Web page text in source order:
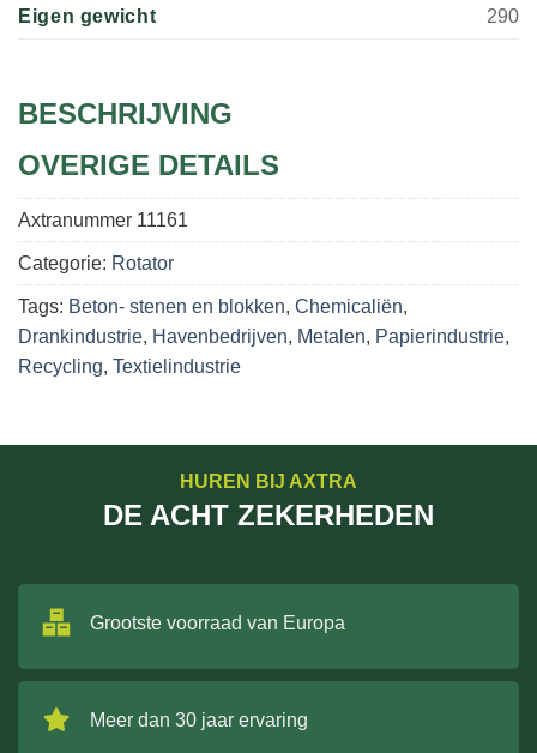
Eigen gewicht 290
BESCHRIJVING
OVERIGE DETAILS
Axtranummer 11161
Categorie: Rotator
Tags: Beton- stenen en blokken, Chemicaliën,
Drankindustrie, Havenbedrijven, Metalen, Papierindustrie,
Recycling, Textielindustrie
HUREN BIJ AXTRA
DE ACHT ZEKERHEDEN
Grootste voorraad van Europa
Meer dan 30 jaar ervaring